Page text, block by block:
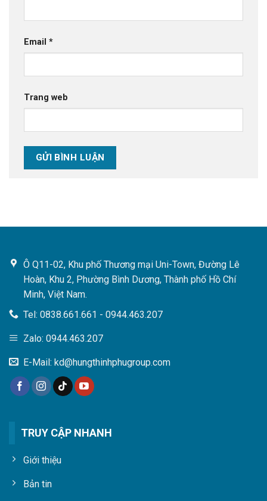
Email *
Trang web
Ô Q11-02, Khu phố Thương mại Uni-Town, Đường Lê
Hoàn, Khu 2, Phường Bình Dương, Thành phố Hồ Chí
Minh, Việt Nam.
Tel: 0838.661.661 - 0944.463.207
Zalo: 0944.463.207
E-Mail: kd@hungthinhphugroup.com
TRUY CẬP NHANH
Giới thiệu
Bản tin